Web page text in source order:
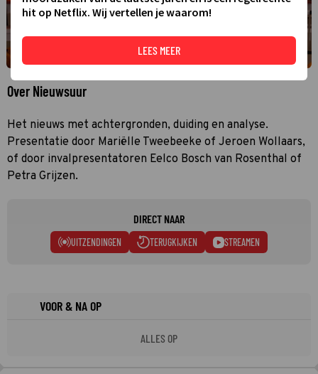
Over Nieuwsuur
Het nieuws met achtergronden, duiding en analyse.
Presentatie door Mariëlle Tweebeeke of Jeroen Wollaars,
of door invalpresentatoren Eelco Bosch van Rosenthal of
Petra Grijzen.
DIRECT NAAR
UITZENDINGEN TERUGKIJKEN STREAMEN
VOOR & NA OP
ALLES OP
hit op Netflix. Wij vertellen je waarom!
LEES MEER